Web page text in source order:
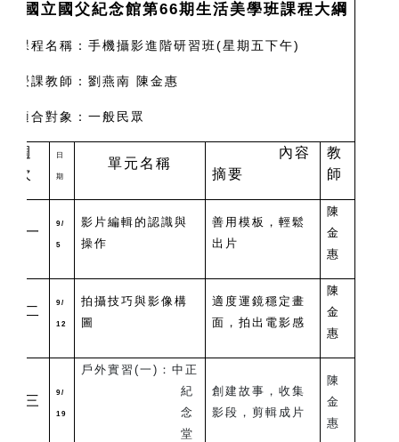
國立國父紀念館第66期生活美學班課程大綱
課程名稱：手機攝影進階研習班(星期五下午)
授課教師：劉燕南 陳金惠
適合對象：一般民眾
週
次
日
期
單元名稱
內容
摘要
教
師
一
9/
5
影片編輯的認識與
操作
善用模板，輕鬆
出片
陳
金
惠
二
9/
12
拍攝技巧與影像構
圖
適度運鏡穩定畫
面，拍出電影感
陳
金
惠
三
9/
19
戶外實習(一)：中正
紀
念
堂
創建故事，收集
影段，剪輯成片
陳
金
惠